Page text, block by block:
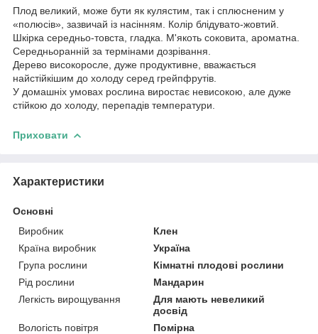
Плод великий, може бути як кулястим, так і сплюсненим у
«полюсів», зазвичай із насінням. Колір блідувато-жовтий.
Шкірка середньо-товста, гладка. М'якоть соковита, ароматна.
Середньоранній за термінами дозрівання.
Дерево високоросле, дуже продуктивне, вважається
найстійкішим до холоду серед грейпфрутів.
У домашніх умовах рослина виростає невисокою, але дуже
стійкою до холоду, перепадів температури.
Приховати
Характеристики
Основні
Виробник
Клен
Країна виробник
Україна
Група рослини
Кімнатні плодові рослини
Рід рослини
Мандарин
Легкість вирощування
Для мають невеликий
досвід
Вологість повітря
Помірна